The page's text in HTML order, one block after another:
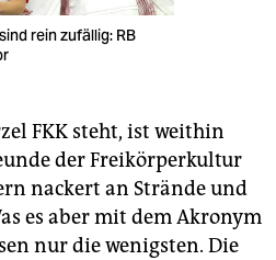
rein zufällig: RB
FKK steht, ist weithin
der Freikörperkultur
nackert an Strände und
es aber mit dem Akronym
nur die wenigsten. Die